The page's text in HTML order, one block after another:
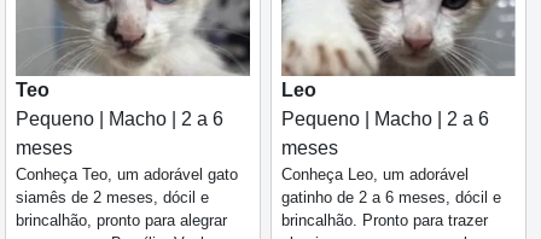
Teo
Pequeno | Macho | 2 a 6
meses
Conheça Teo, um adorável gato
siamês de 2 meses, dócil e
brincalhão, pronto para alegrar
Leo
Pequeno | Macho | 2 a 6
meses
Conheça Leo, um adorável
gatinho de 2 a 6 meses, dócil e
brincalhão. Pronto para trazer